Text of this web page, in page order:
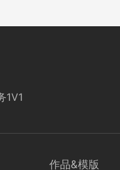
1V1
作品&模版